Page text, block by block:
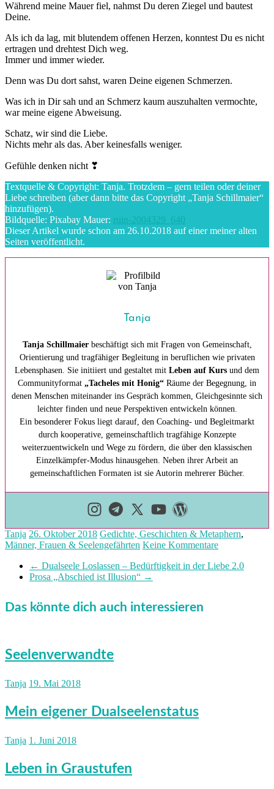
Während meine Mauer fiel, nahmst Du deren Ziegel und bautest
Deine.
Als ich da lag, mit blutendem offenen Herzen, konntest Du es nicht
ertragen und drehtest Dich weg.
Immer und immer wieder.
Denn was Du dort sahst, waren Deine eigenen Schmerzen.
Was ich in Dir sah und an Schmerz kaum auszuhalten vermochte,
war meine eigene Abweisung.
Schatz, wir sind die Liebe.
Nichts mehr als das. Aber keinesfalls weniger.
Gefühle denken nicht ❣
Textquelle & Copyright: Tanja. Trotzdem – gern teilen oder deiner
Liebe schreiben (aber dann bitte das Copyright „Tanja Schillmaier“
hinzufügen).
Bildquelle: Pixabay Mauer: ruin-2004329_640
Dieser Artikel wurde schon am 26.10.2018 auf einer meiner alten
Seiten veröffentlicht.
Tanja
Tanja Schillmaierbeschäftigt sich mit Fragen von Gemeinschaft,
Orientierung und tragfähiger Begleitung in beruflichen wie privaten
Lebensphasen. Sie initiiert und gestaltet mit Leben auf Kurs und dem
Communityformat „Tacheles mit Honig“ Räume der Begegnung, in
denen Menschen miteinander ins Gespräch kommen, Gleichgesinnte sich
leichter finden und neue Perspektiven entwickeln können.
Ein besonderer Fokus liegt darauf, den Coaching- und Begleitmarkt
durch kooperative, gemeinschaftlich tragfähige Konzepte
weiterzuentwickeln und Wege zu fördern, die über den klassischen
Einzelkämpfer-Modus hinausgehen. Neben ihrer Arbeit an
gemeinschaftlichen Formaten ist sie Autorin mehrerer Bücher.
Tanja 26. Oktober 2018 Gedichte, Geschichten & Metaphern,
Männer, Frauen & Seelengefährten Keine Kommentare
← Dualseele Loslassen – Bedürftigkeit in der Liebe 2.0
Prosa „Abschied ist Illusion“ →
Das könnte dich auch interessieren
Seelenverwandte
Tanja 19. Mai 2018
Mein eigener Dualseelenstatus
Tanja 1. Juni 2018
Leben in Graustufen